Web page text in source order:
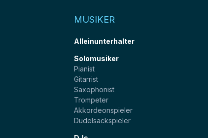
MUSIKER
Alleinunterhalter
Solomusiker
Pianist
Gitarrist
Saxophonist
Trompeter
Akkordeonspieler
Dudelsackspieler